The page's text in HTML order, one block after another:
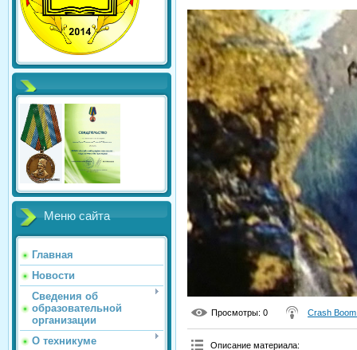
Меню сайта
Главная
Новости
Сведения об
образовательной
организации
О техникуме
Просмотры: 0 Crash
Описание материала: